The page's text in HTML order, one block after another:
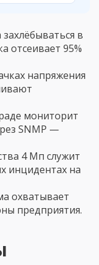
в
отсеивает 95%
напряжения
мониторит
SNMP —
4 Мп служит
инцидентах на
охватывает
предприятия.